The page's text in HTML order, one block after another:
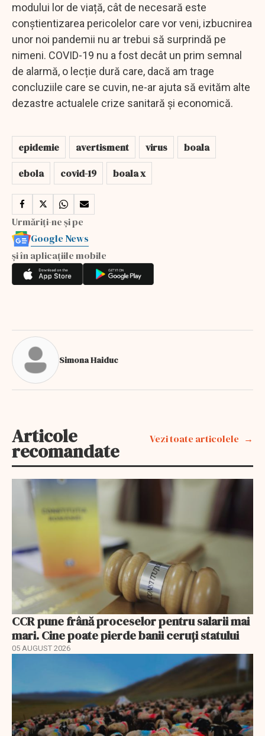
modului lor de viață, cât de necesară este
conștientizarea pericolelor care vor veni, izbucnirea
unor noi pandemii nu ar trebui să surprindă pe
nimeni. COVID-19 nu a fost decât un prim semnal
de alarmă, o lecție dură care, dacă am trage
concluziile care se cuvin, ne-ar ajuta să evităm alte
dezastre actualele crize sanitară și economică.
epidemie avertisment virus
boala
ebola
covid-19 boala x
Urmăriți-ne și pe
Google News
și în aplicațiile mobile
Simona Haiduc
Articole
recomandate
Vezi toate articolele
CCR pune frână proceselor pentru salarii mai
mari. Cine poate pierde banii ceruți statului
05 AUGUST 2026